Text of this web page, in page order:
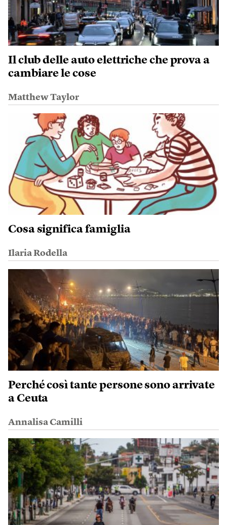
Il club delle auto elettriche che prova a
cambiare le cose
Matthew Taylor
Cosa significa famiglia
Ilaria Rodella
Perché così tante persone sono arrivate
a Ceuta
Annalisa Camilli